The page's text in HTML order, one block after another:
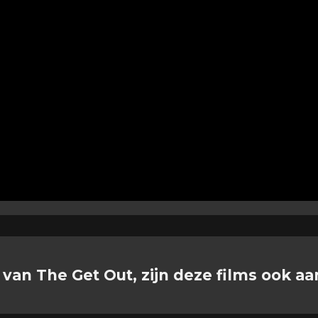
The Get Out, zijn deze films ook